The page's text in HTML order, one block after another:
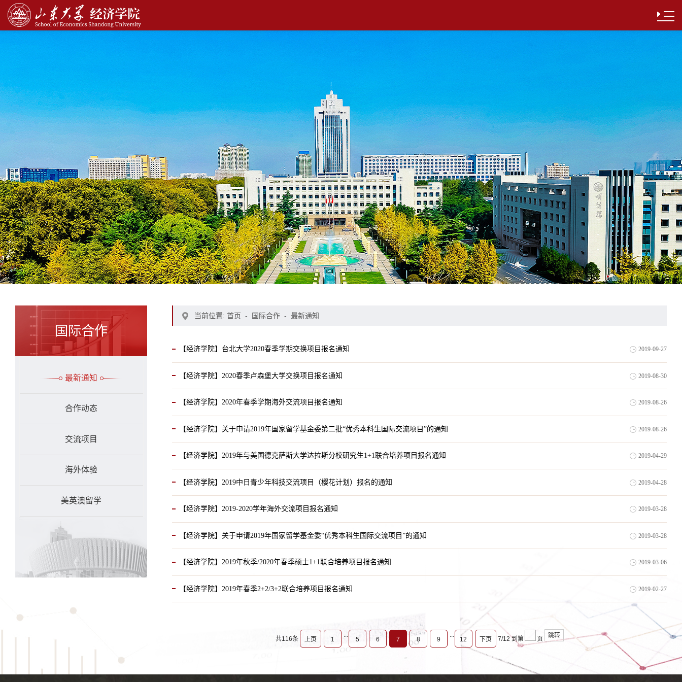
国际合作
最新通知
合作动态
交流项目
海外体验
美英澳留学
当前位置: 首页 - 国际合作 - 最新通知
【经济学院】台北大学2020春季学期交换项目报名通知 2019-09-27
【经济学院】2020春季卢森堡大学交换项目报名通知 2019-08-30
【经济学院】2020年春季学期海外交流项目报名通知 2019-08-26
【经济学院】关于申请2019年国家留学基金委第二批“优秀本科生国际交流项目”的通知 2019-08-26
【经济学院】2019年与美国德克萨斯大学达拉斯分校研究生1+1联合培养项目报名通知 2019-04-29
【经济学院】2019中日青少年科技交流项目（樱花计划）报名的通知 2019-04-28
【经济学院】2019-2020学年海外交流项目报名通知 2019-03-28
【经济学院】关于申请2019年国家留学基金委“优秀本科生国际交流项目”的通知 2019-03-28
【经济学院】2019年秋季/2020年春季硕士1+1联合培养项目报名通知 2019-03-06
【经济学院】2019年春季2+2/3+2联合培养项目报名通知 2019-02-27
共116条 上页 1 5 6 7 8 9 12 下页 7/12 到第 页
跳转